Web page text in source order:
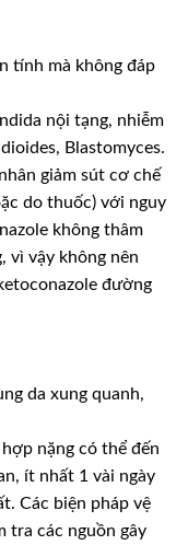
tính mà không đáp
nội tạng, nhiễm
Blastomyces.
giảm sút cơ chế
do thuốc) với nguy
không thâm
vì vậy không nên
đường
da xung quanh,
nặng có thể đến
ít nhất 1 vài ngày
Các biện pháp vệ
tra các nguồn gây